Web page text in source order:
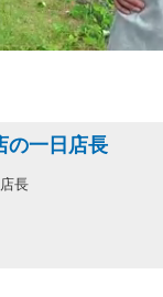
一日店長
長